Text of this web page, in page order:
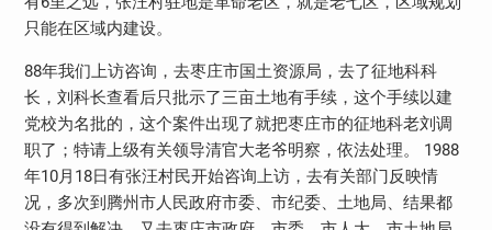
只能在区域内建设。
88年我们上访咨询，去枣庄市国土资源局，去了征地科科
长，刘科长查看后只批示了三亩土地有手续，这个手续以建
党校为名批的，这个案件出现了就把枣庄市的征地科老刘调
职了；特请上级有关领导清官大老爷明察，依法处理。 1988
年10月18日有张汪村民开始咨询上访，去有关部门反映情
况，多次到腾州市人民政府市委、市纪委、土地局、结果都